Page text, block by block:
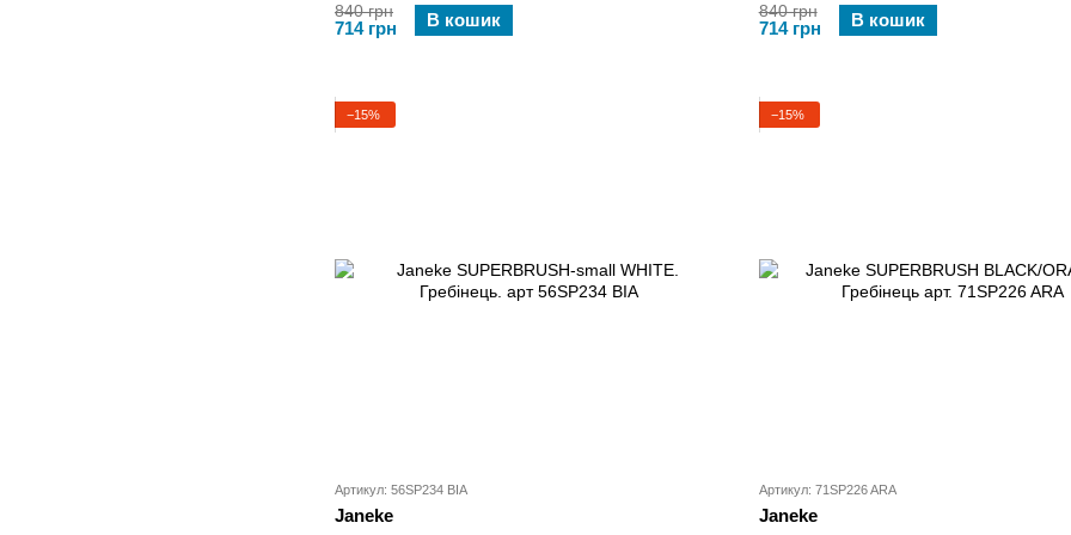
840 грн
714 грн В кошик 840 грн
714 грн В кошик
−15%
Артикул: 56SP234 BIA
Janeke
−15%
Артикул: 71SP226 ARA
Janeke